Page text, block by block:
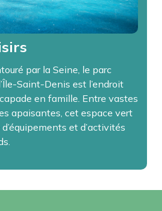
par la Seine, le parc
Saint-Denis est l’endroit
en famille. Entre vastes
apaisantes, cet espace vert
et d’activités